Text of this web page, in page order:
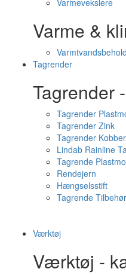
Varmevekslere
Varme &
Tagrender
Tagrender
Tagrender
Tagrender Zink
Tagrender Kobber
Lindab Rainline
Tagrende
Rendejern
Hængselsstift
Tagrende Tilbehør
Værktøj
Værktøj -